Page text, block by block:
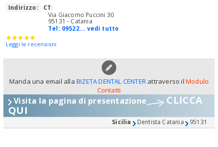
Indirizzo:
CT:
Via Giacomo Puccini 30
95131 - Catania
Tel: 09522... vedi tutto
Leggi le recensioni
Manda una email alla BIZETA DENTAL CENTERattraverso il Modulo
Contatti
Visita la pagina di presentazione CLICCA
QUI
Sicilia Dentista Catania 95131